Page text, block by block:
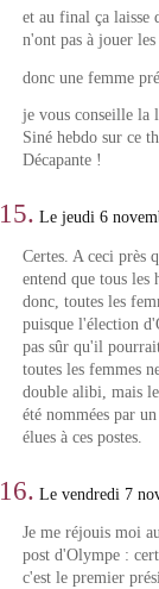
et au final ça laisse
n'ont pas à jouer
donc une femme
je vous conseille la
Siné hebdo sur ce
Décapante !
15. Le jeudi 6
Certes. A ceci près
entend que tous les
donc, toutes les
puisque l'élection
pas sûr qu'il
toutes les femmes
double alibi, mais
été nommées par
élues à ces postes.
16. Le vendredi 7
Je me réjouis moi
post d'Olympe :
c'est le premier